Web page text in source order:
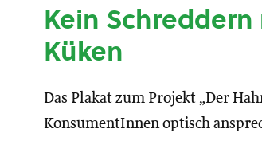
Kein
Küken
Das Plakat zum Projekt „Der
KonsumentInnen optisch